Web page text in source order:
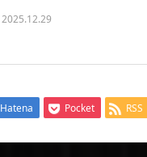
2025.12.29
Hatena Pocket RSS